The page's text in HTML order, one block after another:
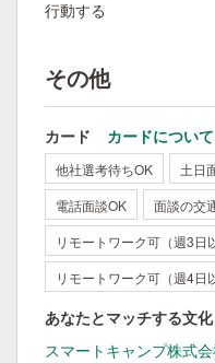
行動する
その他
カード カードについて
他社選考待ちOK 土日
電話面談OK
面談の交
リモートワーク可（週3日
リモートワーク可（週4日
あなたとマッチする文化
スマートキャンプ株式